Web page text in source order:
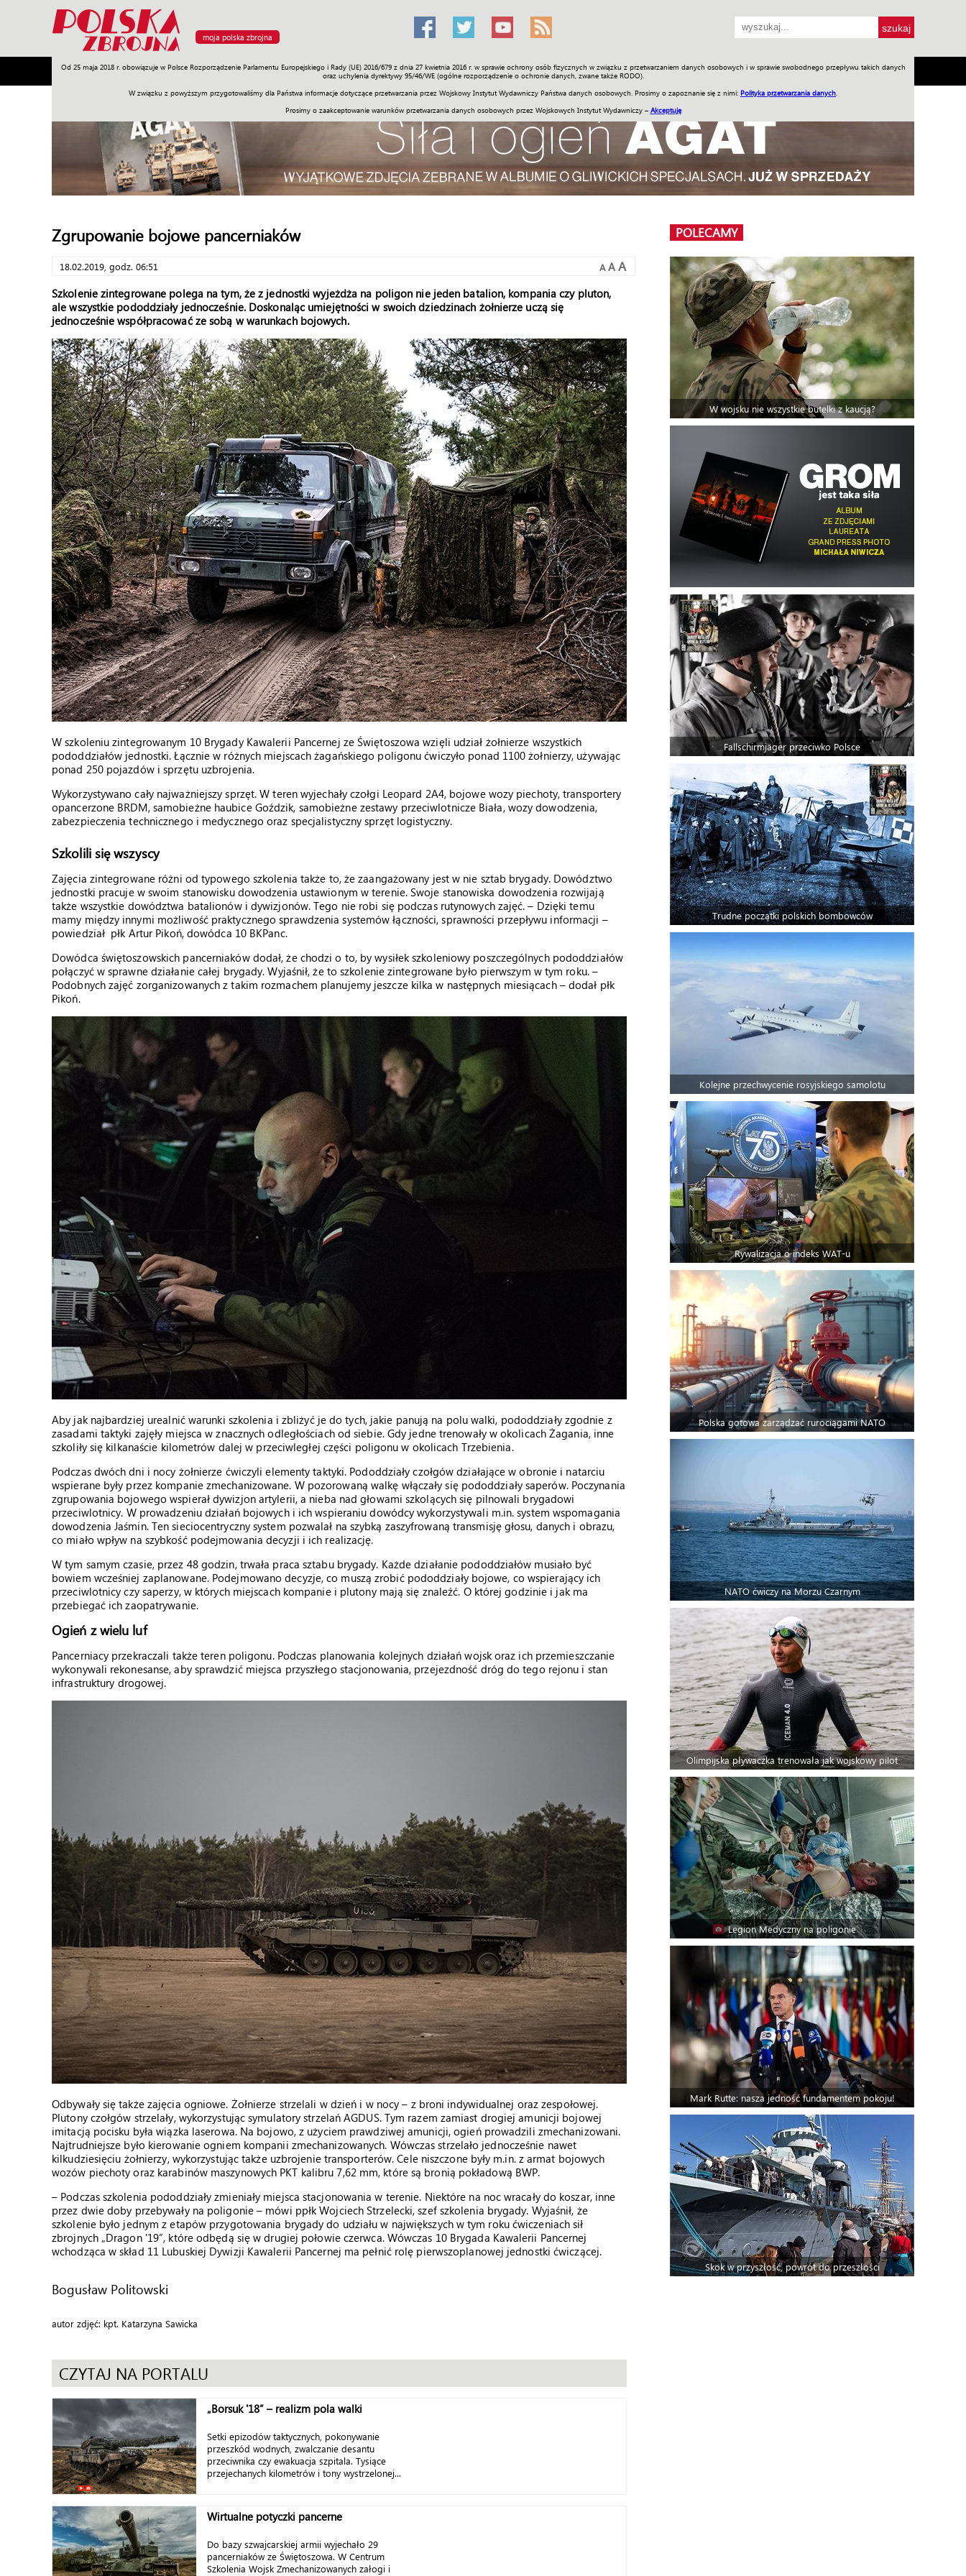
moja polska zbrojna
Od 25 maja 2018 r. obowiązuje w Polsce Rozporządzenie Parlamentu Europejskiego i Rady (UE) 2016/679 z dnia 27 kwietnia 2016 r. w sprawie ochrony osób fizycznych w związku z przetwarzaniem danych osobowych i w sprawie swobodnego przepływu takich danych
oraz uchylenia dyrektywy 95/46/WE (ogólne rozporządzenie o ochronie danych, zwane także RODO).
W związku z powyższym przygotowaliśmy dla Państwa informacje dotyczące przetwarzania przez Wojskowy Instytut Wydawniczy Państwa danych osobowych. Prosimy o zapoznanie się z nimi: Polityka przetwarzania danych
Prosimy o zaakceptowanie warunków przetwarzania danych osobowych przez Wojskowych Instytut Wydawniczy – Akceptuję
Armia Poligon Sprzęt Misje Polityka Prawo Świat Społeczność Sport Historia Galerie Wideo ENGLISH SKLEP Jednodniówki Praca w WIW
Zgrupowanie bojowe pancerniaków
18.02.2019, godz. 06:51 A A A
Szkolenie zintegrowane polega na tym, że z jednostki wyjeżdża na poligon nie jeden batalion, kompania czy pluton,
ale wszystkie pododdziały jednocześnie. Doskonaląc umiejętności w swoich dziedzinach żołnierze uczą się
jednocześnie współpracować ze sobą w warunkach bojowych.
W szkoleniu zintegrowanym 10 Brygady Kawalerii Pancernej ze Świętoszowa wzięli udział żołnierze wszystkich
pododdziałów jednostki. Łącznie w różnych miejscach żagańskiego poligonu ćwiczyło ponad 1100 żołnierzy, używając
ponad 250 pojazdów i sprzętu uzbrojenia.
Wykorzystywano cały najważniejszy sprzęt. W teren wyjechały czołgi Leopard 2A4, bojowe wozy piechoty, transportery
opancerzone BRDM, samobieżne haubice Goździk, samobieżne zestawy przeciwlotnicze Biała, wozy dowodzenia,
zabezpieczenia technicznego i medycznego oraz specjalistyczny sprzęt logistyczny.
Szkolili się wszyscy
Zajęcia zintegrowane różni od typowego szkolenia także to, że zaangażowany jest w nie sztab brygady. Dowództwo
jednostki pracuje w swoim stanowisku dowodzenia ustawionym w terenie. Swoje stanowiska dowodzenia rozwijają
także wszystkie dowództwa batalionów i dywizjonów. Tego nie robi się podczas rutynowych zajęć. – Dzięki temu
mamy między innymi możliwość praktycznego sprawdzenia systemów łączności, sprawności przepływu informacji –
powiedział płk Artur Pikoń, dowódca 10 BKPanc.
Dowódca świętoszowskich pancerniaków dodał, że chodzi o to, by wysiłek szkoleniowy poszczególnych pododdziałów
połączyć w sprawne działanie całej brygady. Wyjaśnił, że to szkolenie zintegrowane było pierwszym w tym roku. –
Podobnych zajęć zorganizowanych z takim rozmachem planujemy jeszcze kilka w następnych miesiącach – dodał płk
Pikoń.
Aby jak najbardziej urealnić warunki szkolenia i zbliżyć je do tych, jakie panują na polu walki, pododdziały zgodnie z
zasadami taktyki zajęły miejsca w znacznych odległościach od siebie. Gdy jedne trenowały w okolicach Żagania, inne
szkoliły się kilkanaście kilometrów dalej w przeciwległej części poligonu w okolicach Trzebienia.
Podczas dwóch dni i nocy żołnierze ćwiczyli elementy taktyki. Pododdziały czołgów działające w obronie i natarciu
wspierane były przez kompanie zmechanizowane. W pozorowaną walkę włączały się pododdziały saperów. Poczynania
zgrupowania bojowego wspierał dywizjon artylerii, a nieba nad głowami szkolących się pilnowali brygadowi
przeciwlotnicy. W prowadzeniu działań bojowych i ich wspieraniu dowódcy wykorzystywali m.in. system wspomagania
dowodzenia Jaśmin. Ten sieciocentryczny system pozwalał na szybką zaszyfrowaną transmisję głosu, danych i obrazu,
co miało wpływ na szybkość podejmowania decyzji i ich realizację.
W tym samym czasie, przez 48 godzin, trwała praca sztabu brygady. Każde działanie pododdziałów musiało być
bowiem wcześniej zaplanowane. Podejmowano decyzje, co muszą zrobić pododdziały bojowe, co wspierający ich
przeciwlotnicy czy saperzy, w których miejscach kompanie i plutony mają się znaleźć. O której godzinie i jak ma
przebiegać ich zaopatrywanie.
Ogień z wielu luf
Pancerniacy przekraczali także teren poligonu. Podczas planowania kolejnych działań wojsk oraz ich przemieszczanie
wykonywali rekonesanse, aby sprawdzić miejsca przyszłego stacjonowania, przejezdność dróg do tego rejonu i stan
infrastruktury drogowej.
Odbywały się także zajęcia ogniowe. Żołnierze strzelali w dzień i w nocy – z broni indywidualnej oraz zespołowej.
Plutony czołgów strzelały, wykorzystując symulatory strzelań AGDUS. Tym razem zamiast drogiej amunicji bojowej
imitacją pocisku była wiązka laserowa. Na bojowo, z użyciem prawdziwej amunicji, ogień prowadzili zmechanizowani.
Najtrudniejsze było kierowanie ogniem kompanii zmechanizowanych. Wówczas strzelało jednocześnie nawet
kilkudziesięciu żołnierzy, wykorzystując także uzbrojenie transporterów. Cele niszczone były m.in. z armat bojowych
wozów piechoty oraz karabinów maszynowych PKT kalibru 7,62 mm, które są bronią pokładową BWP.
­– Podczas szkolenia pododdziały zmieniały miejsca stacjonowania w terenie. Niektóre na noc wracały do koszar, inne
przez dwie doby przebywały na poligonie – mówi ppłk Wojciech Strzelecki, szef szkolenia brygady. Wyjaśnił, że
szkolenie było jednym z etapów przygotowania brygady do udziału w największych w tym roku ćwiczeniach sił
zbrojnych „Dragon '19”, które odbędą się w drugiej połowie czerwca. Wówczas 10 Brygada Kawalerii Pancernej
wchodząca w skład 11 Lubuskiej Dywizji Kawalerii Pancernej ma pełnić rolę pierwszoplanowej jednostki ćwiczącej.
Bogusław Politowski
autor zdjęć: kpt. Katarzyna Sawicka
CZYTAJ NA PORTALU
„Borsuk '18” – realizm pola walki
Setki epizodów taktycznych, pokonywanie
przeszkód wodnych, zwalczanie desantu
przeciwnika czy ewakuacja szpitala. Tysiące
przejechanych kilometrów i tony wystrzelonej...
Wirtualne potyczki pancerne
Do bazy szwajcarskiej armii wyjechało 29
pancerniaków ze Świętoszowa. W Centrum
Szkolenia Wojsk Zmechanizowanych załogi i
POLECAMY
W wojsku nie wszystkie butelki z kaucją?
Fallschirmjäger przeciwko Polsce
Trudne początki polskich bombowców
Kolejne przechwycenie rosyjskiego samolotu
Rywalizacja o indeks WAT-u
Polska gotowa zarządzać rurociągami NATO
NATO ćwiczy na Morzu Czarnym
Olimpijska pływaczka trenowała jak wojskowy pilot
Legion Medyczny na poligonie
Mark Rutte: nasza jedność fundamentem pokoju!
Skok w przyszłość, powrót do przeszłości